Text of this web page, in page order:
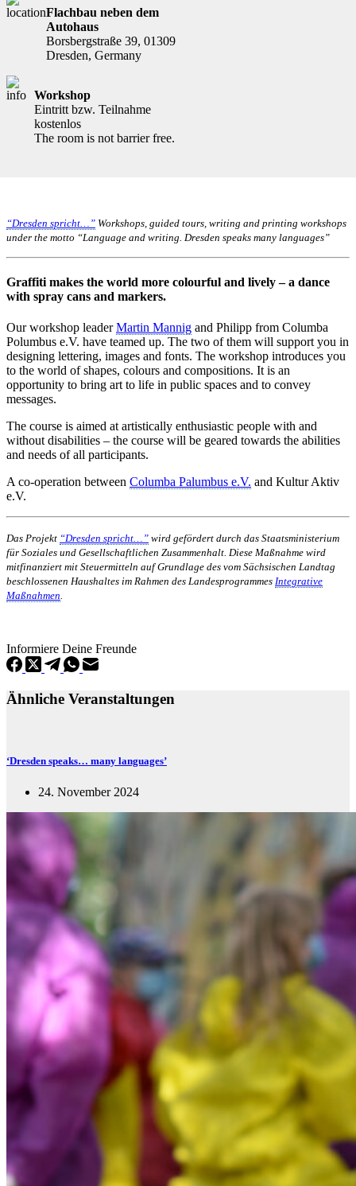
Flachbau neben dem
Autohaus
Borsbergstraße 39, 01309
Dresden, Germany
Workshop
Eintritt bzw. Teilnahme
kostenlos
The room is not barrier free.
“Dresden spricht…” Workshops, guided tours, writing and printing workshops
under the motto “Language and writing. Dresden speaks many languages”
Graffiti makes the world more colourful and lively – a dance
with spray cans and markers.
Our workshop leaderMartin Mannig and Philipp from Columba
Polumbus e.V. have teamed up. The two of them will support you in
designing lettering, images and fonts. The workshop introduces you
to the world of shapes, colours and compositions. It is an
opportunity to bring art to life in public spaces and to convey
messages.
The course is aimed at artistically enthusiastic people with and
without disabilities – the course will be geared towards the abilities
and needs of all participants.
A co-operation between Columba Palumbus e.V. and Kultur Aktiv
e.V.
Das Projekt “Dresden spricht…” wird gefördert durch das Staatsministerium
für Soziales und Gesellschaftlichen Zusammenhalt. Diese Maßnahme wird
mitfinanziert mit Steuermitteln auf Grundlage des vom Sächsischen Landtag
beschlossenen Haushaltes im Rahmen des Landesprogrammes Integrative
Maßnahmen.
Informiere Deine Freunde
Ähnliche Veranstaltungen
‘Dresden speaks… many languages’
24. November 2024